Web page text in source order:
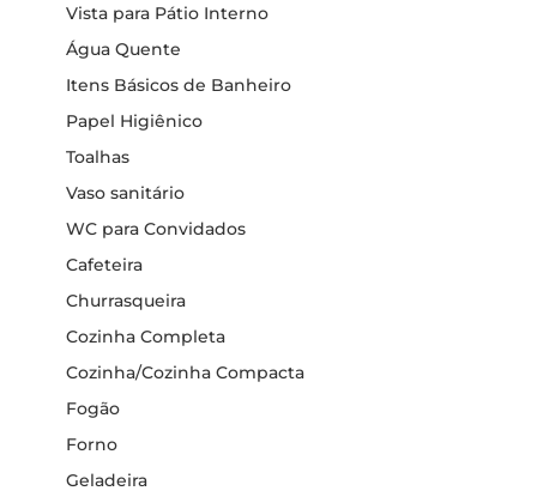
Vista para Pátio Interno
Água Quente
Itens Básicos de Banheiro
Papel Higiênico
Toalhas
Vaso sanitário
WC para Convidados
Cafeteira
Churrasqueira
Cozinha Completa
Cozinha/Cozinha Compacta
Fogão
Forno
Geladeira